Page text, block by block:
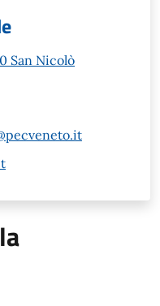
San Nicolò